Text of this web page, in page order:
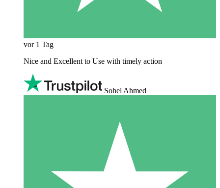
vor 1 Tag
Nice and Excellent to Use with timely action
Sohel Ahmed